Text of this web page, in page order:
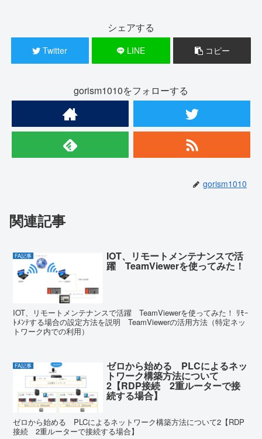
シェアする
Twitter LINE コピー
gorism1010をフォローする
gorism1010
関連記事
FA記事 IOT、リモートメンテナンスで活
躍 TeamViewerを使ってみた！
IOT、リモートメンテナンスで活躍 TeamViewerを使ってみた！ ﾘﾓｰ
ﾄﾒﾝﾃする場合の設定方法を説明 TeamViewerの活用方法（特定ネッ
トワーク内での利用）
FA記事 ゼロから始める PLCによるネッ
トワーク構築方法について
2【RDP接続 2重ルーターで接
続する場合】
ゼロから始める PLCによるネットワーク構築方法について2【RDP
接続 2重ルーターで接続する場合】